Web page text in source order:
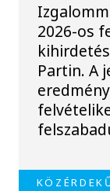
2026-os
Partin. A